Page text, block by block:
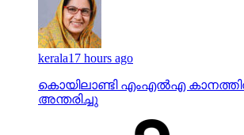
kerala17 hours ago
കൊയിലാണ്ടി എംഎല്‍എ
അന്തരിച്ചു